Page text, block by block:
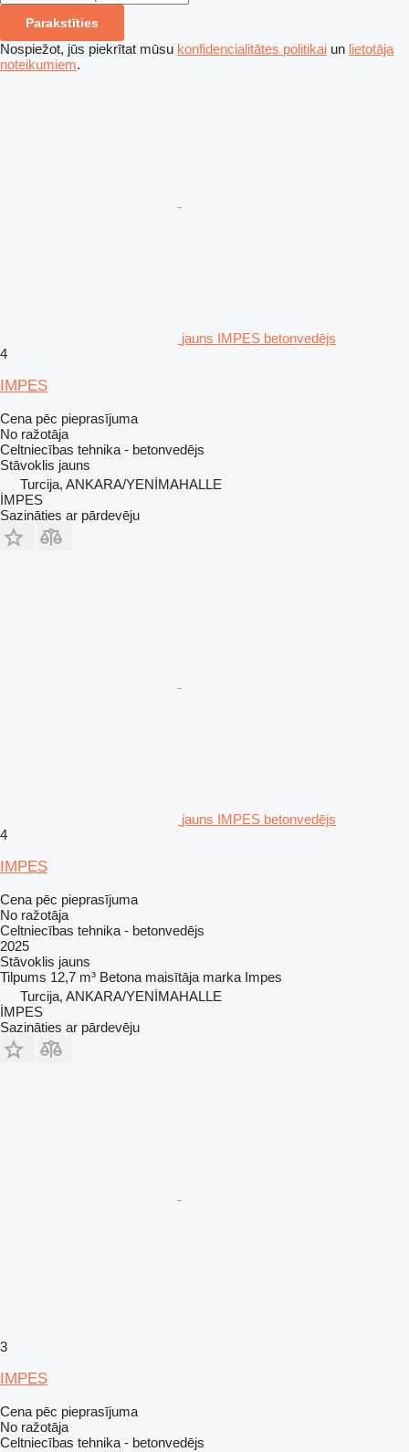
Parakstīties
Nospiežot, jūs piekrītat mūsu konfidencialitātes politikai un lietotāja
noteikumiem.
jauns IMPES betonvedējs
4
IMPES
Cena pēc pieprasījuma
No ražotāja
Celtniecības tehnika - betonvedējs
Stāvoklis jauns
Turcija, ANKARA/YENİMAHALLE
İMPES
Sazināties ar pārdevēju
jauns IMPES betonvedējs
4
IMPES
Cena pēc pieprasījuma
No ražotāja
Celtniecības tehnika - betonvedējs
2025
Stāvoklis jauns
Tilpums 12,7 m³ Betona maisītāja marka Impes
Turcija, ANKARA/YENİMAHALLE
İMPES
Sazināties ar pārdevēju
3
IMPES
Cena pēc pieprasījuma
No ražotāja
Celtniecības tehnika - betonvedējs